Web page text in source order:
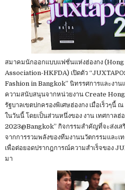
สมาคมนักออกแบบแฟชั่นแห่งฮ่องกง
Association-HKFDA) เปิดตัว
Fashion in Bangkok” นิทรรศการและงา
ความสนับสนุนจากหน่วยงาน Create
รัฐบาลเขตปกครองพิเศษฮ่องกง เมื่อเร็วๆนี้
ในวันนี้ โดยเป็นส่วนหนึ่งของ งาน เทศกาลฮ่
2023@Bangkok” กิจกรรมสำคัญที่จะส่งเ
จากการรวมพลังของทีมงานนวัตกรรมและเ
เพื่อต่อยอดปรากฎการณ์ความสำเร็จของ
มา